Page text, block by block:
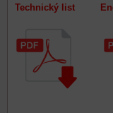
Technický list